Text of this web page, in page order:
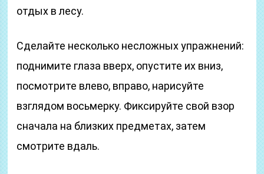
отдых в лесу.
Сделайте несколько несложных упражнений:
поднимите глаза вверх, опустите их вниз,
посмотрите влево, вправо, нарисуйте
взглядом восьмерку. Фиксируйте свой взор
сначала на близких предметах, затем
смотрите вдаль.